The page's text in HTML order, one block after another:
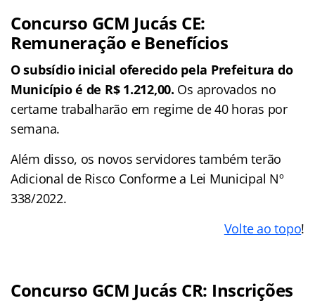
Concurso GCM Jucás CE:
Remuneração e Benefícios
O subsídio inicial oferecido pela Prefeitura do
Município é de R$ 1.212,00. Os aprovados no
certame trabalharão em regime de 40 horas por
semana.
Além disso, os novos servidores também terão
Adicional de Risco Conforme a Lei Municipal Nº
338/2022.
Volte ao topo!
Concurso GCM Jucás CR: Inscrições